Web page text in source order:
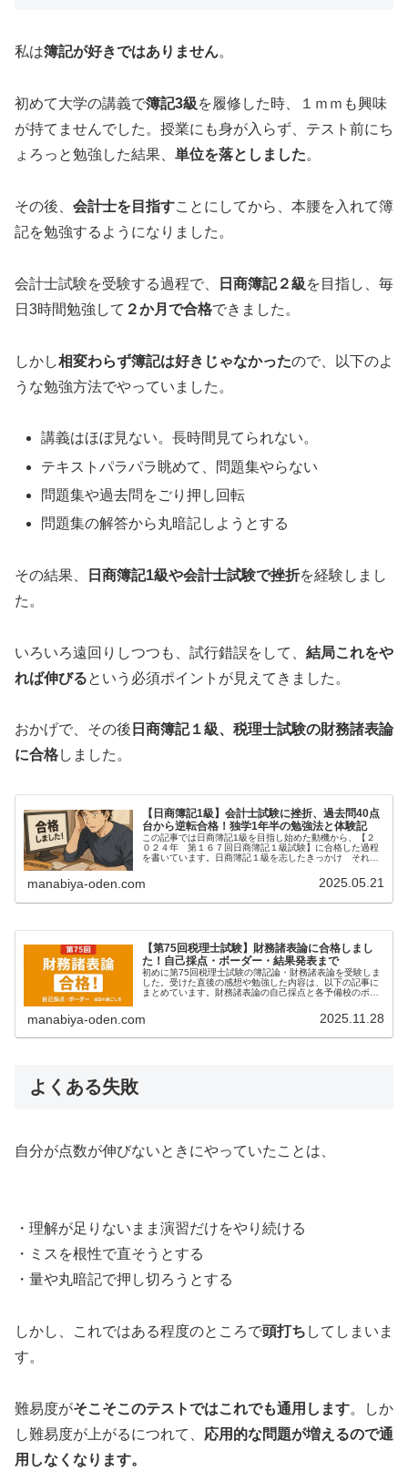
私は簿記が好きではありません。
初めて大学の講義で簿記3級を履修した時、１ｍｍも興味
が持てませんでした。授業にも身が入らず、テスト前にち
ょろっと勉強した結果、 単位を落としました。
その後、 会計士を目指すことにしてから、本腰を入れて簿
記を勉強するようになりました。
会計士試験を受験する過程で、 日商簿記２級を目指し、毎
日3時間勉強して ２か月で合格できました。
しかし相変わらず簿記は好きじゃなかったので、以下のよ
うな勉強方法でやっていました。
講義はほぼ見ない。長時間見てられない。
テキストパラパラ眺めて、問題集やらない
問題集や過去問をごり押し回転
問題集の解答から丸暗記しようとする
その結果、 日商簿記1級や会計士試験で挫折を経験しまし
た。
いろいろ遠回りしつつも、試行錯誤をして、 結局これをや
れば伸びるという必須ポイントが見えてきました。
おかげで、その後 日商簿記１級、税理士試験の財務諸表論
に合格しました。
【日商簿記1級】会計士試験に挫折、過去問40点
台から逆転合格！独学1年半の勉強法と体験記
この記事では日商簿記1級を目指し始めた動機から、【２
０２４年 第１６７回日商簿記１級試験】に合格した過程
を書いています。日商簿記１級を志したきっかけ それま
manabiya-oden.com 2025.05.21
【第75回税理士試験】財務諸表論に合格しまし
た！自己採点・ボーダー・結果発表まで
初めに第75回税理士試験の簿記論・財務諸表論を受験しま
した。受けた直後の感想や勉強した内容は、以下の記事に
まとめています。財務諸表論の自己採点と各予備校のボー
manabiya-oden.com 2025.11.28
よくある失敗
自分が点数が伸びないときにやっていたことは、
・理解が足りないまま演習だけをやり続ける
・ミスを根性で直そうとする
・量や丸暗記で押し切ろうとする
しかし、これではある程度のところで頭打ち してしまいま
す。
難易度がそこそこのテストではこれでも通用します。しか
し難易度が上がるにつれて、 応用的な問題が増えるので通
用しなくなります。